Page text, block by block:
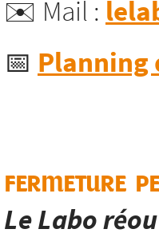
✉️ Mail :
📅 Planning
fermeture
Le Labo